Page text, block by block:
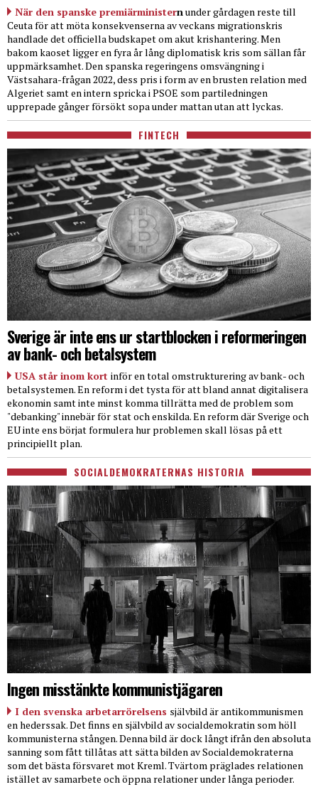
När den spanske premiärministernunder gårdagen reste till
Ceuta för att möta konsekvenserna av veckans migrationskris
handlade det officiella budskapet om akut krishantering. Men
bakom kaoset ligger en fyra år lång diplomatisk kris som sällan får
uppmärksamhet. Den spanska regeringens omsvängning i
Västsahara-frågan 2022, dess pris i form av en brusten relation med
Algeriet samt en intern spricka i PSOE som partiledningen
upprepade gånger försökt sopa under mattan utan att lyckas.
FINTECH
Sverige är inte ens ur startblocken i reformeringen
av bank- och betalsystem
USA står inom kort inför en total omstrukturering av bank- och
betalsystemen. En reform i det tysta för att bland annat digitalisera
ekonomin samt inte minst komma tillrätta med de problem som
"debanking" innebär för stat och enskilda. En reform där Sverige och
EU inte ens börjat formulera hur problemen skall lösas på ett
principiellt plan.
SOCIALDEMOKRATERNAS HISTORIA
Ingen misstänkte kommunistjägaren
I den svenska arbetarrörelsens självbild är antikommunismen
en hederssak. Det finns en självbild av socialdemokratin som höll
kommunisterna stången. Denna bild är dock långt ifrån den absoluta
sanning som fått tillåtas att sätta bilden av Socialdemokraterna
som det bästa försvaret mot Kreml. Tvärtom präglades relationen
istället av samarbete och öppna relationer under långa perioder.